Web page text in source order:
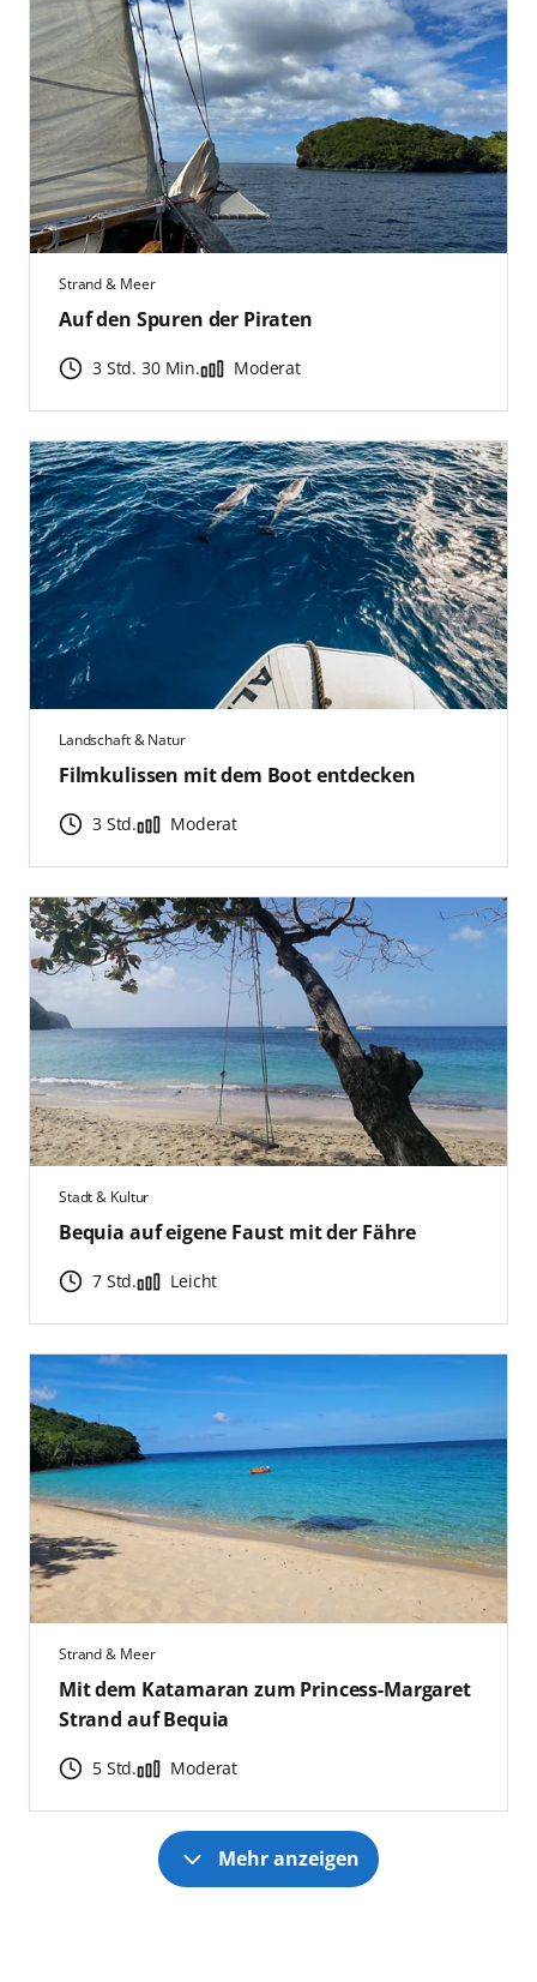
Strand & Meer
Auf den Spuren der Piraten
3 Std. 30 Min. Moderat
Landschaft & Natur
Filmkulissen mit dem Boot entdecken
3 Std. Moderat
Stadt & Kultur
Bequia auf eigene Faust mit der Fähre
7 Std. Leicht
Strand & Meer
Mit dem Katamaran zum Princess-Margaret
Strand auf Bequia
5 Std. Moderat
Mehr anzeigen